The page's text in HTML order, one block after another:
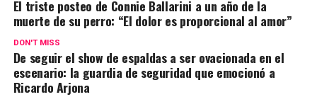
A
p
p
o
k
a
n
k
ar
El triste posteo de Connie Ballarini a un año de la
muerte de su perro: “El dolor es proporcional al amor”
DON'T MISS
De seguir el show de espaldas a ser ovacionada en el
escenario: la guardia de seguridad que emocionó a
Ricardo Arjona